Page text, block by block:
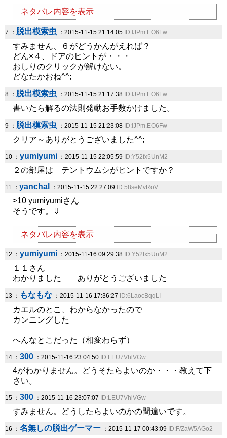
ネタバレ内容を表示
7 ： 脱出模索虫 ：2015-11-15 21:14:05 ID:lJPm.EO6Fw
すみません、６がどうかんがえれば？
どん×４、ドアのヒントが・・・
おしりのクリックが解けない。
どなたかおね^^;
8 ： 脱出模索虫 ：2015-11-15 21:17:38 ID:lJPm.EO6Fw
書いたら解るの法則発動お手数かけました。
9 ： 脱出模索虫 ：2015-11-15 21:23:08 ID:lJPm.EO6Fw
クリア～ありがとうございました^^;
10 ： yumiyumi ：2015-11-15 22:05:59 ID:Y52fx5UnM2
２の部屋は テントウムシがヒントですか？
11 ： yanchal ：2015-11-15 22:27:09 ID:58seMvRoV.
>10 yumiyumiさん
そうです。⇓
ネタバレ内容を表示
12 ： yumiyumi ：2015-11-16 09:29:38 ID:Y52fx5UnM2
１１さん
わかりました ありがとうございました
13 ： もなもな ：2015-11-16 17:36:27 ID:6LaocBqqLI
カエルのとこ、わからなかったので
カンニングした
へんなとこだった（相変わらず）
14 ： 300 ：2015-11-16 23:04:50 ID:LEU7VhlVGw
4がわかりません。どうそたらよいのか・・・教えて下
さい。
15 ： 300 ：2015-11-16 23:07:07 ID:LEU7VhlVGw
すみません。どうしたらよいのかの間違いです。
16 ： 名無しの脱出ゲーマー ：2015-11-17 00:43:09 ID:F/ZaW5AGo2